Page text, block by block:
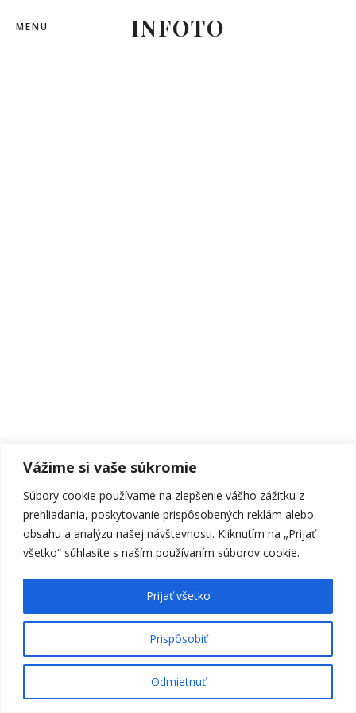
Vážime si vaše súkromie
Súbory cookie používame na zlepšenie vášho zážitku z
prehliadania, poskytovanie prispôsobených reklám alebo
obsahu a analýzu našej návštevnosti. Kliknutím na „Prijať
všetko“ súhlasíte s naším používaním súborov cookie.
Prispôsobiť
Odmietnuť
Prijať všetko
INFOTO
MENU
infoto.sk © 2024